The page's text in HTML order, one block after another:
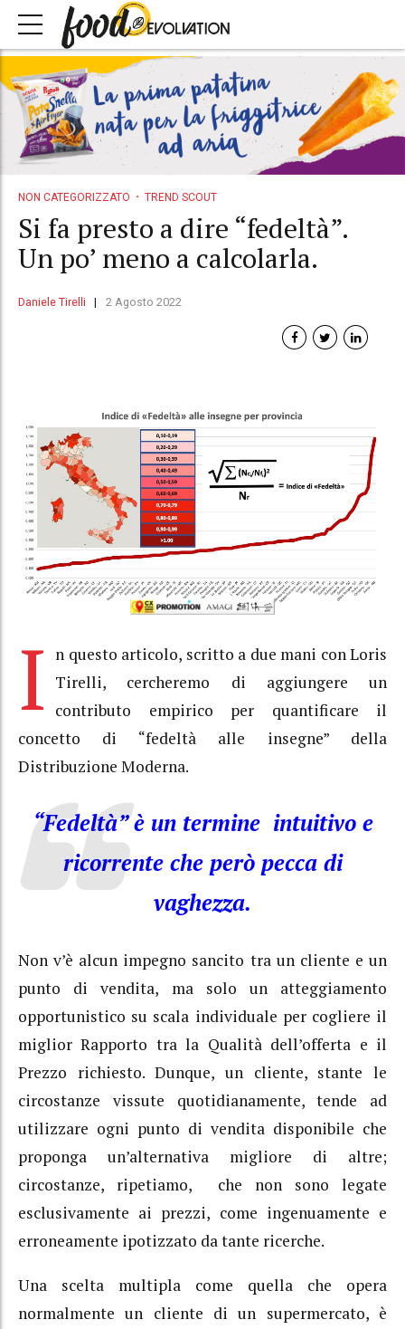
NON CATEGORIZZATO TREND SCOUT
Si fa presto a dire “fedeltà”.
Un po’ meno a calcolarla.
Daniele Tirelli 2 Agosto 2022
I
n questo articolo, scritto a due mani con Loris
Tirelli, cercheremo di aggiungere un
contributo empirico per quantificare il
concetto di “fedeltà alle insegne” della
Distribuzione Moderna.
“Fedeltà” è un termine intuitivo e
ricorrente che però pecca di
vaghezza.
Non v’è alcun impegno sancito tra un cliente e un
punto di vendita, ma solo un atteggiamento
opportunistico su scala individuale per cogliere il
miglior Rapporto tra la Qualità dell’offerta e il
Prezzo richiesto. Dunque, un cliente, stante le
circostanze vissute quotidianamente, tende ad
utilizzare ogni punto di vendita disponibile che
proponga un’alternativa migliore di altre;
circostanze, ripetiamo, che non sono legate
esclusivamente ai prezzi, come ingenuamente e
erroneamente ipotizzato da tante ricerche.
Una scelta multipla come quella che opera
normalmente un cliente di un supermercato, è